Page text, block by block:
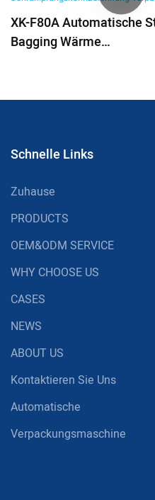
XK-F80A Automatische
Bagging Wärme
Schnelle Links
Zuhause
PRODUCTS
OEM&ODM SERVICE
WHY CHOOSE US
CASES
NEWS
ABOUT US
Kontaktieren Sie Uns
Automatische
Verpackungsmaschine